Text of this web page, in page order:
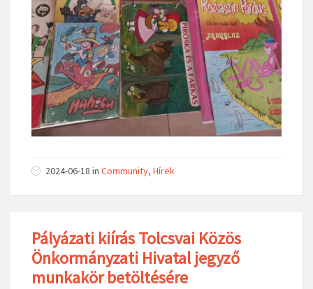
2024-06-18 in Community, Hírek
Pályázati kiírás Tolcsvai Közös
Önkormányzati Hivatal jegyző
munkakör betöltésére